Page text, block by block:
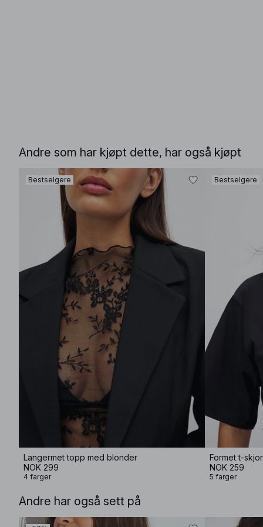
Andre som har kjøpt dette, har også kjøpt
Bestselgere
Langermet topp med blonder
NOK 299
4 farger
Bestselgere
Formet t-
NOK 259
5 farger
Andre har også sett på